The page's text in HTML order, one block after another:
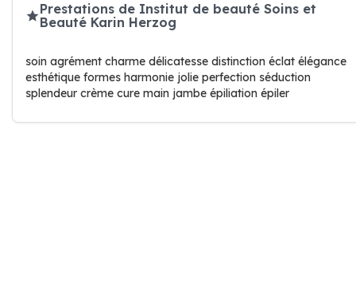
Prestations de Institut de beauté Soins et
Beauté Karin Herzog
soin agrément charme délicatesse distinction éclat élégance
esthétique formes harmonie jolie perfection séduction
splendeur crème cure main jambe épiliation épiler